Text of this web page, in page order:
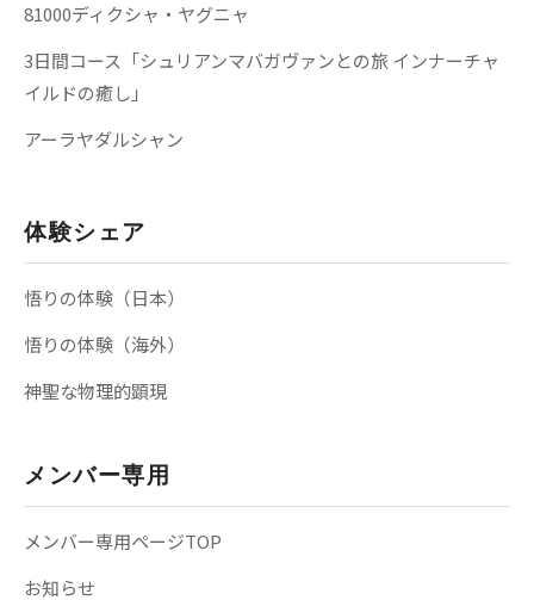
81000ディクシャ・ヤグニャ
3日間コース「シュリアンマバガヴァンとの旅 インナーチャ
イルドの癒し」
アーラヤダルシャン
体験シェア
悟りの体験（日本）
悟りの体験（海外）
神聖な物理的顕現
メンバー専用
メンバー専用ページTOP
お知らせ